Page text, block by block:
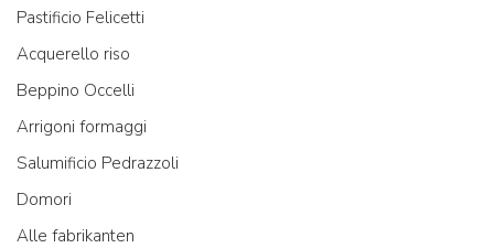
Pastificio Felicetti
Acquerello riso
Beppino Occelli
Arrigoni formaggi
Salumificio Pedrazzoli
Domori
Alle fabrikanten